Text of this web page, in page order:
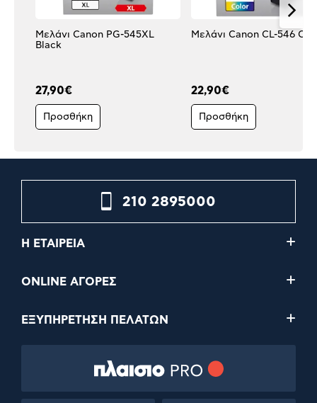
Μελάνι Canon PG-545XL
Black
27,90€
Προσθήκη
Μελάνι Canon CL-546
22,90€
Προσθήκη
210 2895000
Η ΕΤΑΙΡΕΙΑ
ONLINE ΑΓΟΡΕΣ
ΕΞΥΠΗΡΕΤΗΣΗ ΠΕΛΑΤΩΝ